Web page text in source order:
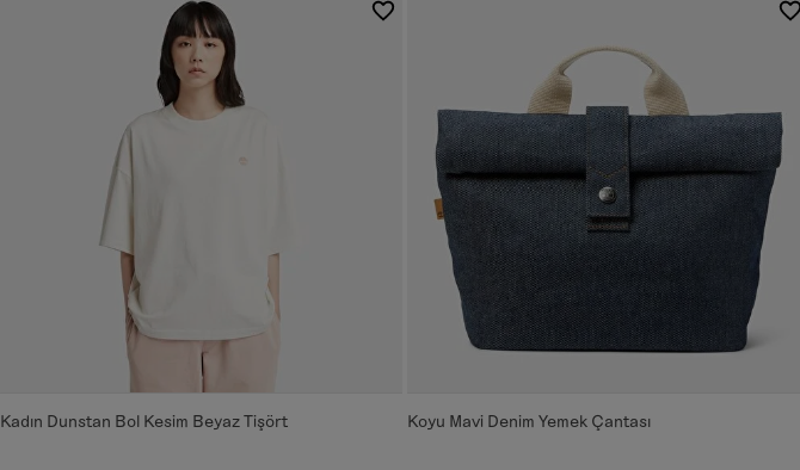
Kadın Dunstan Bol Kesim Beyaz Tişört Koyu Mavi Denim Yemek Çantası